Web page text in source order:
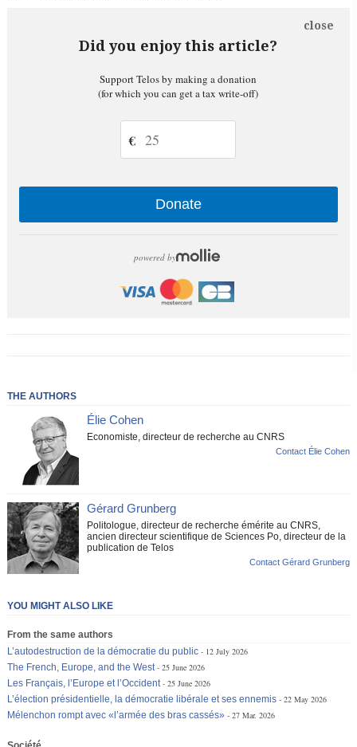
Did you enjoy this article?
close
Support Telos by making a donation
(for which you can get a tax write-off)
€
Donate
powered by
THE AUTHORS
Élie Cohen
Economiste, directeur de recherche au CNRS
Contact Élie Cohen
Gérard Grunberg
Politologue, directeur de recherche émérite au CNRS,
ancien directeur scientifique de Sciences Po, directeur de la
publication de Telos
Contact Gérard Grunberg
YOU MIGHT ALSO LIKE
From the same authors
L’autodestruction de la démocratie du public
12 July 2026
The French, Europe, and the West
25 June 2026
Les Français, l’Europe et l’Occident
25 June 2026
L’élection présidentielle, la démocratie libérale et ses ennemis
22 May 2026
Mélenchon rompt avec «l’armée des bras cassés»
27 Mar. 2026